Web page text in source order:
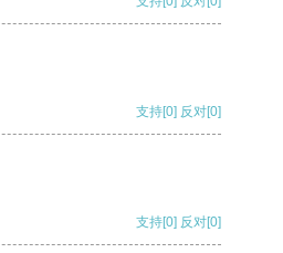
支持[0] 反对[0]
支持[0] 反对[0]